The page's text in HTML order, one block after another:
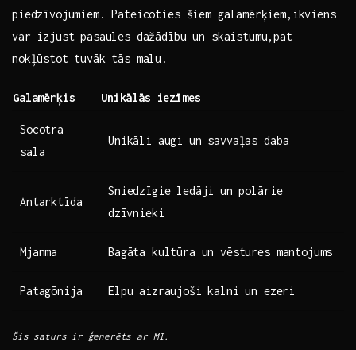
piedzīvojumiem. Pateicoties šiem galamērķiem,ikviens
var izjust pasaules dažādību un skaistumu,pat
nokļūstot tuvāk tās malu.
Galamērķis Unikālās iezīmes
Socotra
sala
Unikāli augi un savvaļas daba
Antarktīda
Sniedzīgie ledāji un ⁣polārie
⁣dzīvnieki
Mjanma Bagāta kultūra un vēstures mantojums
Patagōnija Elpu aizraujoši kalni un⁢ ezeri
Šis saturs ⁣ir ģenerēts ar​ MI.